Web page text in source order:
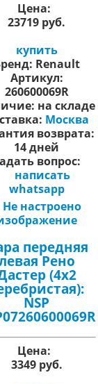
Цена:
23719 руб.
купить
Renault
Артикул:
260600069R
на складе
Москва
возврата:
14 дней
вопрос:
передняя
Рено
(4х2
NSP
Цена:
3349 руб.